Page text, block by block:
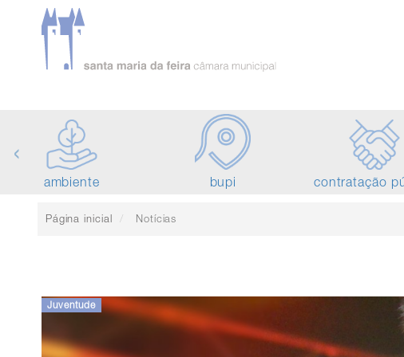
ambiente bupi contratação
‹
Página inicial Notícias
Juventude